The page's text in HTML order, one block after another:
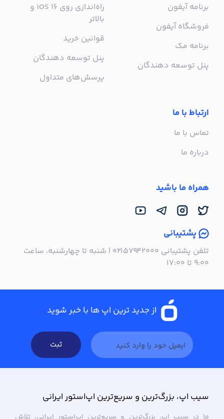
برنامه آیفون
فروشگاه آیفون
برنامه مک
پنل توسعه دهندگان
راه‌اندازی روی iOS 16 و
بالاتر
قوانین خرید
پنل توسعه دهندگان
پرسش‌های متداول
ارتباط با ما
تماس با ما
درباره ما
همراه ما باشید
پشتیبانی
تلفن پشتیبانی ۰۲۱۵۷۹۴۲۰۰۰ | شنبه تا چهارشنبه، ساعت
۹:۰۰ تا ۱۷:۰۰
از جدید ترین اپ ها با خبر شوید
ثبت
سیب ‌اپ، بزرگ‌ترین و سریع‌ترین اپ‌استور ایرانی